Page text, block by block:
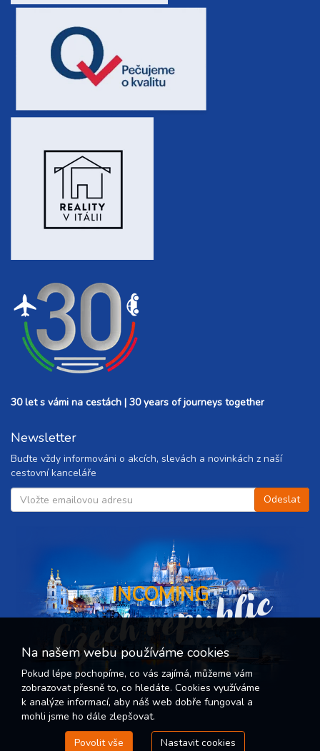
30 let s vámi na cestách | 30 years of journeys together
Newsletter
Buďte vždy informováni o akcích, slevách a novinkách z naší
cestovní kanceláře
INCOMING
Czech republic
Na našem webu používáme cookies
Pokud lépe pochopíme, co vás zajímá, můžeme vám
zobrazovat přesně to, co hledáte. Cookies využíváme
k analýze informací, aby náš web dobře fungoval a
mohli jsme ho dále zlepšovat.
Povolit vše
Nastavit cookies